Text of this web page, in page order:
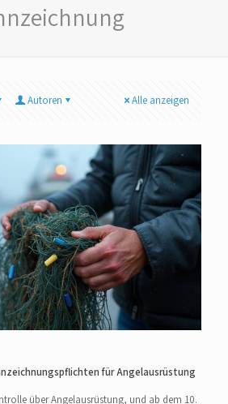
Autoren Alle anzeigen
für Angelausrüstung
über Angelausrüstung, und ab dem 10.